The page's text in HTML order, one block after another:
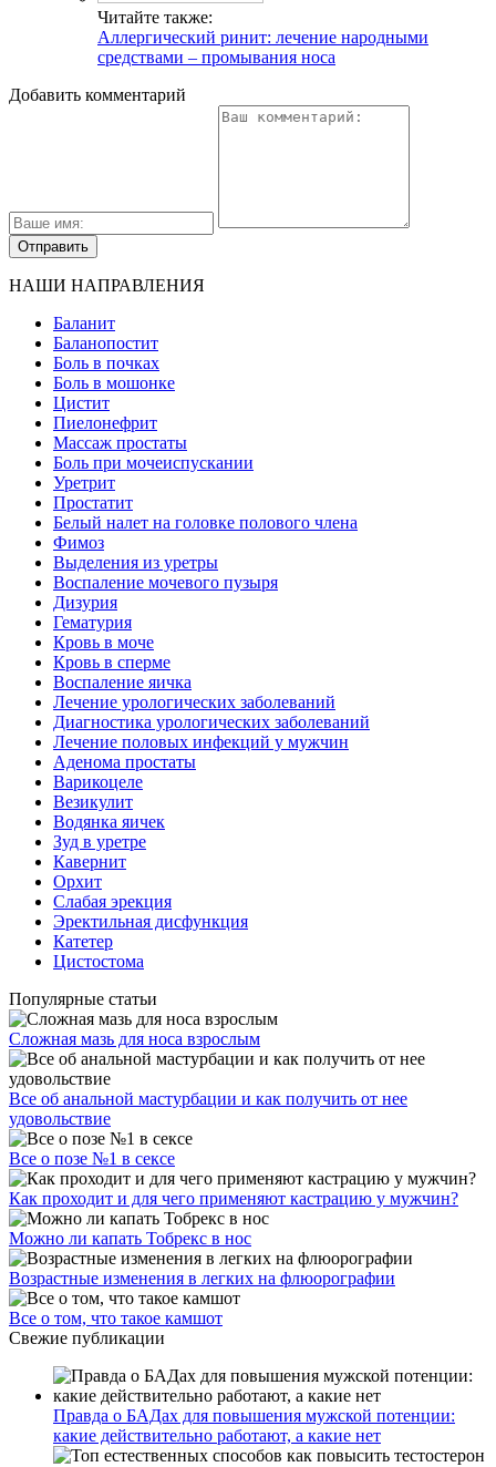
Читайте также:
Аллергический ринит: лечение народными
средствами – промывания носа
Добавить комментарий
НАШИ НАПРАВЛЕНИЯ
Баланит
Баланопостит
Боль в почках
Боль в мошонке
Цистит
Пиелонефрит
Массаж простаты
Боль при мочеиспускании
Уретрит
Простатит
Белый налет на головке полового члена
Фимоз
Выделения из уретры
Воспаление мочевого пузыря
Дизурия
Гематурия
Кровь в моче
Кровь в сперме
Воспаление яичка
Лечение урологических заболеваний
Диагностика урологических заболеваний
Лечение половых инфекций у мужчин
Аденома простаты
Варикоцеле
Везикулит
Водянка яичек
Зуд в уретре
Кавернит
Орхит
Слабая эрекция
Эректильная дисфункция
Катетер
Цистостома
Популярные статьи
Сложная мазь для носа взрослым
Все об анальной мастурбации и как получить от нее
удовольствие
Все о позе №1 в сексе
Как проходит и для чего применяют кастрацию у мужчин?
Можно ли капать Тобрекс в нос
Возрастные изменения в легких на флюорографии
Все о том, что такое камшот
Свежие публикации
Правда о БАДах для повышения мужской потенции:
какие действительно работают, а какие нет